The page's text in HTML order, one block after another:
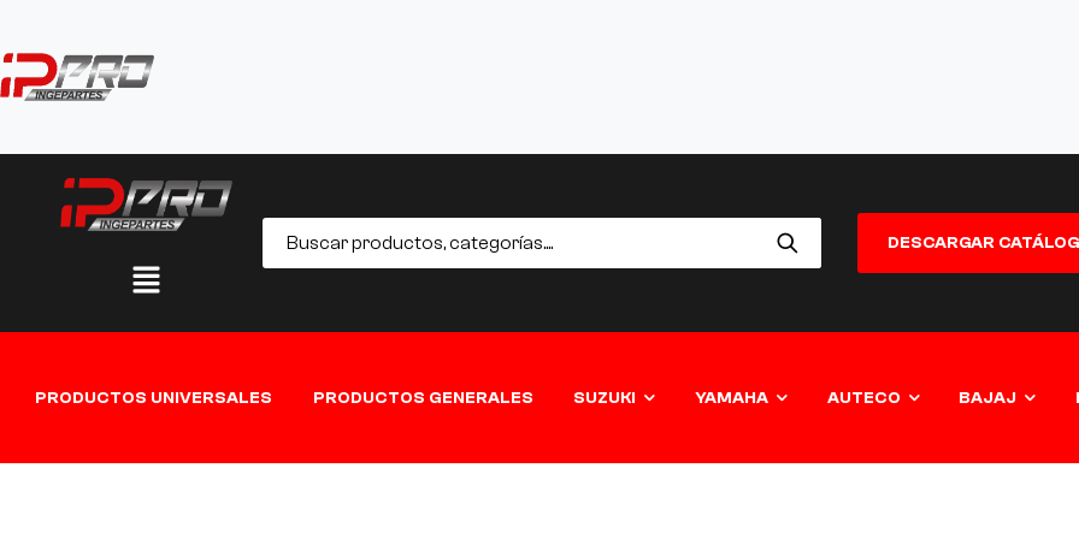
DESCARGAR
PRODUCTOS UNIVERSALES PRODUCTOS GENERALES SUZUKI YAMAHA AUTECO BAJAJ